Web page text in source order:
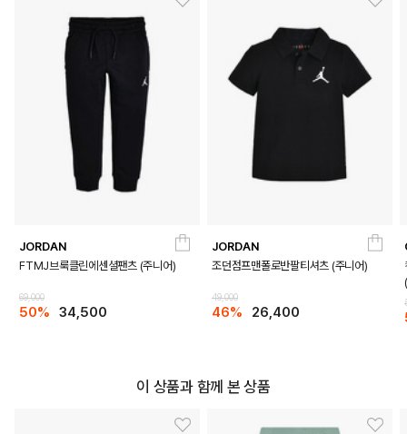
DETAILS
JORDAN
FTMJ브룩클린에센셜팬츠 (주니어)
69,000
50% 34,500
JORDAN
조던점프맨폴로반팔티셔츠 (주니어)
49,000
46% 26,400
이 상품과 함께 본 상품